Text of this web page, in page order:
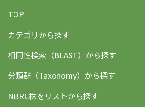
TOP
カテゴリから探す
相同性検索（BLAST）から探す
分類群（Taxonomy）から探す
NBRC株をリストから探す